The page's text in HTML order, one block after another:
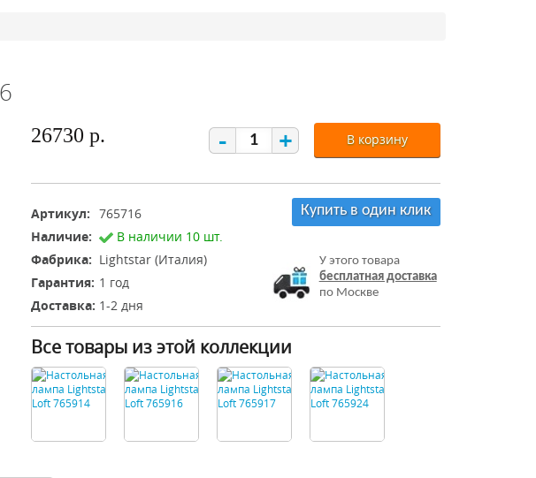
26730 р. - + В корзину
Артикул: 765716
Наличие:
В наличии 10 шт.
Фабрика: Lightstar (Италия)
Гарантия: 1 год
Доставка: 1-2 дня
Купить в один клик
У этого товара
бесплатная доставка
по Москве
Все товары из этой коллекции